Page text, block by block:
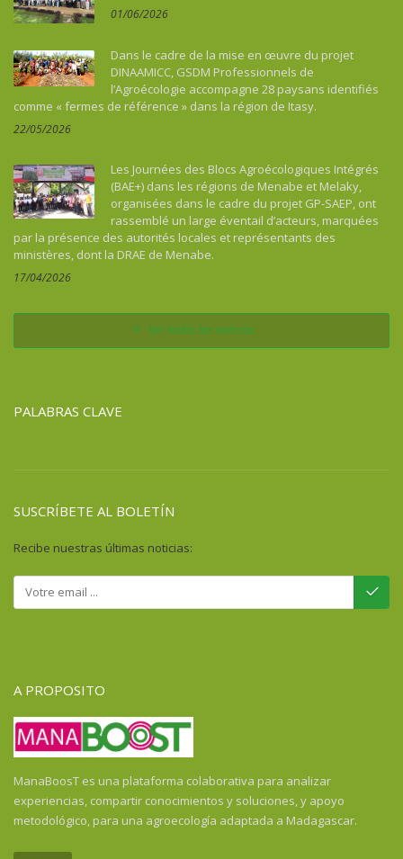
01/06/2026
Dans le cadre de la mise en œuvre du projet
DINAAMICC, GSDM Professionnels de
l’Agroécologie accompagne 28 paysans identifiés
comme « fermes de référence » dans la région de Itasy.
22/05/2026
Les Journées des Blocs Agroécologiques Intégrés
(BAE+) dans les régions de Menabe et Melaky,
organisées dans le cadre du projet GP-SAEP, ont
rassemblé un large éventail d’acteurs, marquées
par la présence des autorités locales et représentants des
ministères, dont la DRAE de Menabe.
17/04/2026
Ver todas las noticias
PALABRAS CLAVE
SUSCRÍBETE AL BOLETÍN
Recibe nuestras últimas noticias:
A PROPOSITO
ManaBoosT es una plataforma colaborativa para analizar
experiencias, compartir conocimientos y soluciones, y apoyo
metodológico, para una agroecología adaptada a Madagascar.